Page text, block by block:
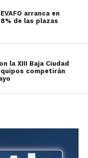
arranca en
de las plazas
la XIII Baja Ciudad
competirán